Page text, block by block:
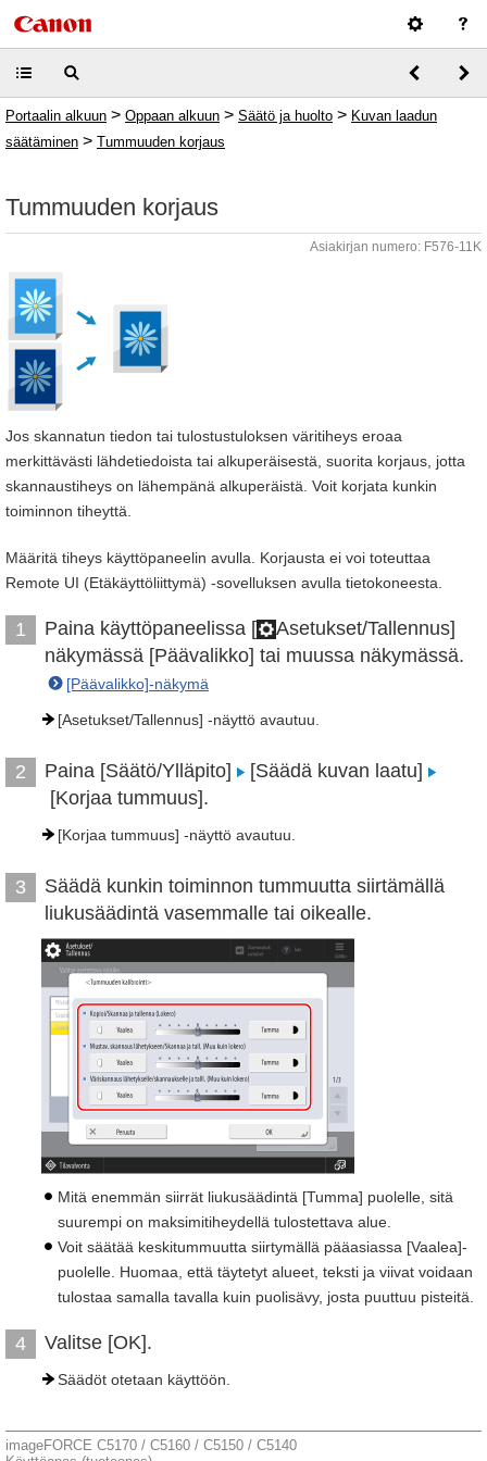
Portaalin alkuun > Oppaan alkuun > Säätö ja huolto > Kuvan laadun
säätäminen > Tummuuden korjaus
Tummuuden korjaus
Asiakirjan numero: F576-11K
Jos skannatun tiedon tai tulostustuloksen väritiheys eroaa
merkittävästi lähdetiedoista tai alkuperäisestä, suorita korjaus, jotta
skannaustiheys on lähempänä alkuperäistä. Voit korjata kunkin
toiminnon tiheyttä.
Määritä tiheys käyttöpaneelin avulla. Korjausta ei voi toteuttaa
Remote UI (Etäkäyttöliittymä) -sovelluksen avulla tietokoneesta.
1 Paina käyttöpaneelissa [
Asetukset/Tallennus]
näkymässä [Päävalikko] tai muussa näkymässä.
[Päävalikko]-näkymä
[Asetukset/Tallennus] -näyttö avautuu.
2 Paina [Säätö/Ylläpito]
[Säädä kuvan laatu]
[Korjaa tummuus].
[Korjaa tummuus] -näyttö avautuu.
3
Säädä kunkin toiminnon tummuutta siirtämällä
liukusäädintä vasemmalle tai oikealle.
Mitä enemmän siirrät liukusäädintä [Tumma] puolelle, sitä
suurempi on maksimitiheydellä tulostettava alue.
Voit säätää keskitummuutta siirtymällä pääasiassa [Vaalea]-
puolelle. Huomaa, että täytetyt alueet, teksti ja viivat voidaan
tulostaa samalla tavalla kuin puolisävy, josta puuttuu pisteitä.
4 Valitse [OK].
Säädöt otetaan käyttöön.
imageFORCE C5170 / C5160 / C5150 / C5140